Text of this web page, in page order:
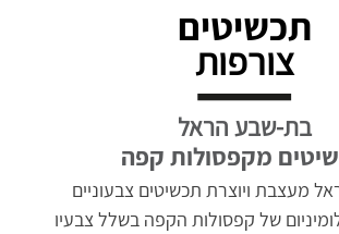
תכשיטים
צורפות
בת-שבע הראל
מקפסולות קפה
מעצבת ויוצרת תכשיטים צבעוניים
של קפסולות הקפה בשלל צבעיו